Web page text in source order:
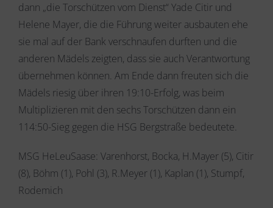
dann „die Torschützen vom Dienst“ Yade Citir und
Helene Mayer, die die Führung weiter ausbauten ehe
sie mal auf der Bank verschnaufen durften und die
anderen Mädels zeigten, dass sie auch Verantwortung
übernehmen können. Am Ende dann freuten sich die
Mädels riesig über ihren 19:10-Erfolg, was beim
Multiplizieren mit den sechs Torschützen dann ein
114:50-Sieg gegen die HSG Bergstraße bedeutete.
MSG HeLeuSaase: Varenhorst, Bocka, H.Mayer (5), Citir
(8), Böhm (1), Pohl (3), R.Meyer (1), Kaplan (1), Stumpf,
Rodemich